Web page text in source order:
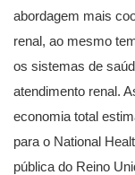
abordagem mais
renal, ao mesmo
os sistemas de
atendimento renal.
economia total
para o National
pública do Reino